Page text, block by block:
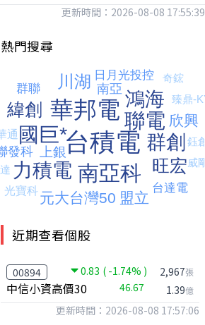
台股狂飆1200點，但還有兩關沒過｜Mr.Jimmy高志銘 #台股 #期貨 #加權指數
更新時間：2026-08-08 17:55:39
熱門搜尋
近期查看個股
00894 0.83 ( -1.74% )
中信小資高價30 46.67
2,967張
1.39億
更新時間：2026-08-08 17:57:06